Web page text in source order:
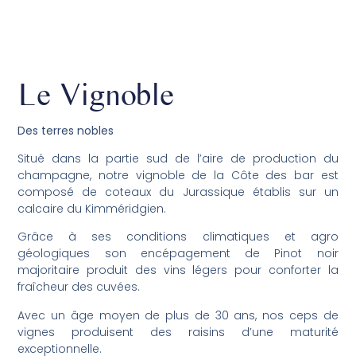
Le Vignoble
Des terres nobles
Situé dans la partie sud de l’aire de production du
champagne, notre vignoble de la Côte des bar est
composé de coteaux du Jurassique établis sur un
calcaire du Kimméridgien.
Grâce à ses conditions climatiques et agro
géologiques son encépagement de Pinot noir
majoritaire produit des vins légers pour conforter la
fraîcheur des cuvées.
Avec un âge moyen de plus de 30 ans, nos ceps de
vignes produisent des raisins d’une maturité
exceptionnelle.